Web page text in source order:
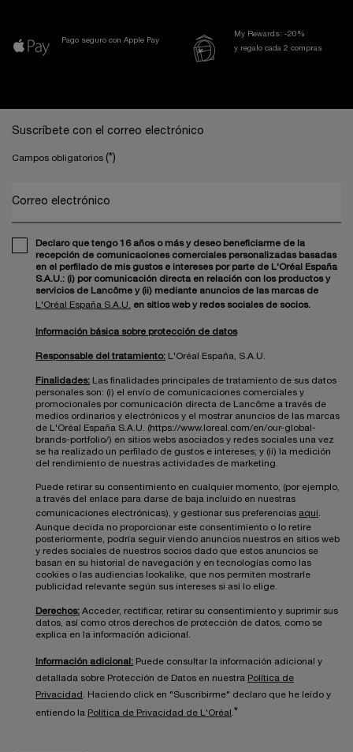
Pago seguro con Apple Pay
My Rewards: -20%
y regalo cada 2 compras
Suscríbete con el correo electrónico
Campos obligatorios (*)
Correo electrónico
Declaro que tengo 16 años o más y deseo beneficiarme de la
recepción de comunicaciones comerciales personalizadas basadas
en el perfilado de mis gustos e intereses por parte de L'Oréal España
S.A.U.: (i) por comunicación directa en relación con los productos y
servicios de Lancôme y (ii) mediante anuncios de las marcas de
L'Oréal España S.A.U.
en sitios web y redes sociales de socios.
Información básica sobre protección de datos
Responsable del tratamiento: L'Oréal España, S.A.U.
Finalidades: Las finalidades principales de tratamiento de sus datos
personales son: (i) el envío de comunicaciones comerciales y
promocionales por comunicación directa de Lancôme a través de
medios ordinarios y electrónicos y el mostrar anuncios de las marcas
de L'Oréal España S.A.U. (https://www.loreal.com/en/our-global-
brands-portfolio/) en sitios webs asociados y redes sociales una vez
se ha realizado un perfilado de gustos e intereses; y (ii) la medición
del rendimiento de nuestras actividades de marketing.
Puede retirar su consentimiento en cualquier momento, (por ejemplo,
a través del enlace para darse de baja incluido en nuestras
comunicaciones electrónicas), y gestionar sus preferencias aquí
Aunque decida no proporcionar este consentimiento o lo retire
posteriormente, podría seguir viendo anuncios nuestros en sitios web
y redes sociales de nuestros socios dado que estos anuncios se
basan en su historial de navegación y en tecnologías como las
cookies o las audiencias lookalike, que nos permiten mostrarle
publicidad relevante según sus intereses si así lo elige.
Derechos: Acceder, rectificar, retirar su consentimiento y suprimir sus
datos, así como otros derechos de protección de datos, como se
explica en la información adicional.
Información adicional: Puede consultar la información adicional y
detallada sobre Protección de Datos en nuestra Política de
Privacidad
. Haciendo click en "Suscribirme" declaro que he leído y
entiendo la Política de Privacidad de L'Oréal *